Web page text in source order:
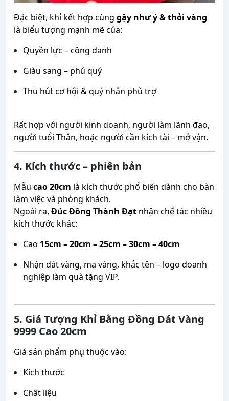
Đặc biệt, khỉ kết hợp cùng gậy như ý & thỏi vàng
là biểu tượng mạnh mẽ của:
Quyền lực – công danh
Giàu sang – phú quý
Thu hút cơ hội & quý nhân phù trợ
Rất hợp với người kinh doanh, người làm lãnh đạo,
người tuổi Thân, hoặc người cần kích tài – mở vận.
4. Kích thước – phiên bản
Mẫu cao 20cm là kích thước phổ biến dành cho bàn
làm việc và phòng khách.
Ngoài ra, Đúc Đồng Thành Đạt nhận chế tác nhiều
kích thước khác:
Cao 15cm – 20cm – 25cm – 30cm – 40cm
Nhận dát vàng, mạ vàng, khắc tên – logo doanh
nghiệp làm quà tặng VIP.
5. Giá Tượng Khỉ Bằng Đồng Dát Vàng
9999 Cao 20cm
Giá sản phẩm phụ thuộc vào:
Kích thước
Chất liệu